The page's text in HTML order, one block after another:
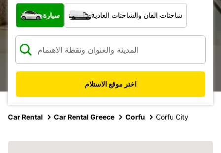
ما نوع المركبة؟
سيارة شاحنات الفان والشاحنات العادية
اختر موقع الاستلام
Car Rental Car Rental Greece Corfu Corfu City